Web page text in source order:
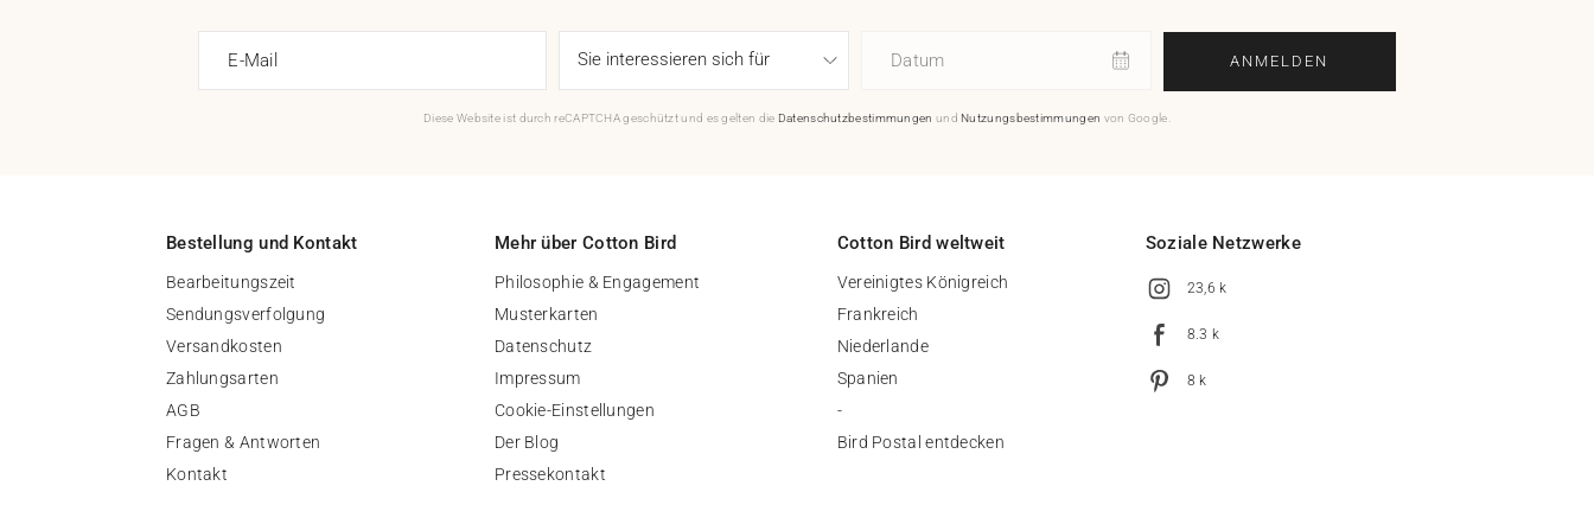
E-Mail Datum ANMELDEN
Diese Website ist durch reCAPTCHA geschützt und es gelten die Datenschutzbestimmungen und Nutzungsbestimmungen von Google.
Bestellung und Kontakt
Bearbeitungszeit
Sendungsverfolgung
Versandkosten
Zahlungsarten
AGB
Fragen & Antworten
Kontakt
Mehr über Cotton Bird
Philosophie & Engagement
Musterkarten
Datenschutz
Impressum
Cookie-Einstellungen
Der Blog
Pressekontakt
Cotton Bird weltweit
Vereinigtes Königreich
Frankreich
Niederlande
Spanien
-
Bird Postal entdecken
Soziale Netzwerke
23,6 k
8.3 k
8 k